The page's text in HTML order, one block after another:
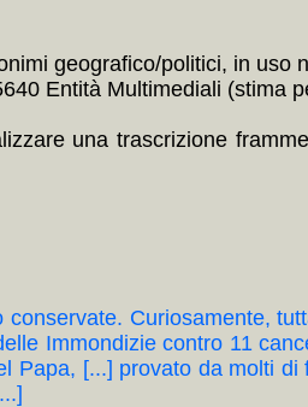
geografico/politici, in
Entità Multimediali
una trascrizione
conservate. Curiosamente,
Immondizie contro 11
Papa, [...] provato da molti